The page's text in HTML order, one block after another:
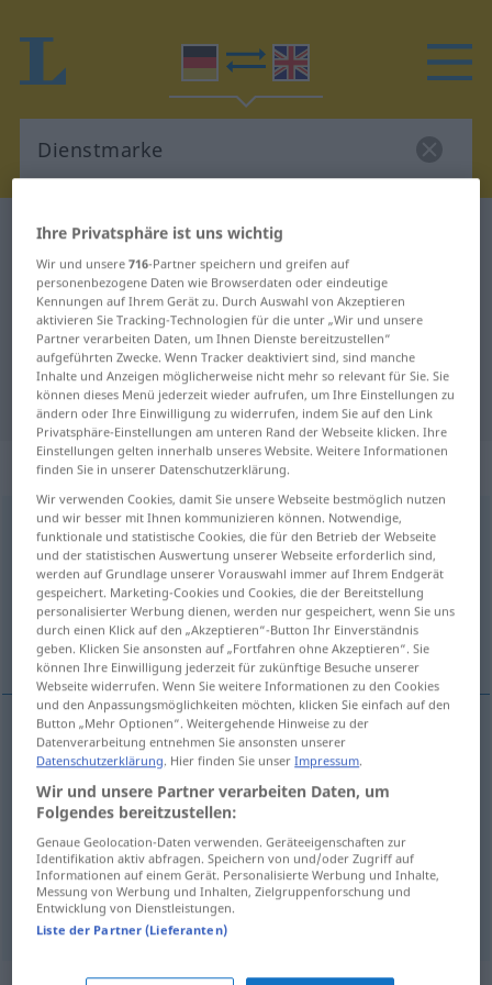
Deutsch-Englisch Wörterbuch
Deutsch-Englisch Übersetzung für
"Dienstmarke"
"Dienstmarke" Englisch
Übersetzung
„Dienstmarke“: Femininum
Dienstmarkef
Übersicht aller Übersetzungen
(Für mehr Details die Übersetzung anklicken/antippen)
official stamp badge
officialstamp(used by government departments)
Dienstmarke PHILAT
etwabadgeaccreditation provingsbis a police
officer
Dienstmarkeeines Polizisten
Ihre Privatsphäre ist uns wichtig
Wir und unsere716-Partner speichern und greifen auf
personenbezogene Daten wie Browserdaten oder eindeutige
Kennungen auf Ihrem Gerät zu. Durch Auswahl von Akzeptieren
aktivieren Sie Tracking-Technologien für die unter „Wir und unsere
Partner verarbeiten Daten, um Ihnen Dienste bereitzustellen“
aufgeführten Zwecke. Wenn Tracker deaktiviert sind, sind manche
Inhalte und Anzeigen möglicherweise nicht mehr so relevant für Sie. Sie
können dieses Menü jederzeit wieder aufrufen, um Ihre Einstellungen zu
ändern oder Ihre Einwilligung zu widerrufen, indem Sie auf den Link
Privatsphäre-Einstellungen am unteren Rand der Webseite klicken. Ihre
Einstellungen gelten innerhalb unseres Website. Weitere Informationen
finden Sie in unserer Datenschutzerklärung.
Wir verwenden Cookies, damit Sie unsere Webseite bestmöglich nutzen
und wir besser mit Ihnen kommunizieren können. Notwendige,
funktionale und statistische Cookies, die für den Betrieb der Webseite
und der statistischen Auswertung unserer Webseite erforderlich sind,
werden auf Grundlage unserer Vorauswahl immer auf Ihrem Endgerät
gespeichert. Marketing-Cookies und Cookies, die der Bereitstellung
personalisierter Werbung dienen, werden nur gespeichert, wenn Sie uns
durch einen Klick auf den „Akzeptieren“-Button Ihr Einverständnis
geben. Klicken Sie ansonsten auf „Fortfahren ohne Akzeptieren“. Sie
können Ihre Einwilligung jederzeit für zukünftige Besuche unserer
Webseite widerrufen. Wenn Sie weitere Informationen zu den Cookies
und den Anpassungsmöglichkeiten möchten, klicken Sie einfach auf den
Button „Mehr Optionen“. Weitergehende Hinweise zu der
Datenverarbeitung entnehmen Sie ansonsten unserer
Datenschutzerklärung. Hier finden Sie unserImpressum.
Wir und unsere Partner verarbeiten Daten, um
Folgendes bereitzustellen:
Genaue Geolocation-Daten verwenden. Geräteeigenschaften zur
Identifikation aktiv abfragen. Speichern von und/oder Zugriff auf
Informationen auf einem Gerät. Personalisierte Werbung und Inhalte,
Messung von Werbung und Inhalten, Zielgruppenforschung und
Entwicklung von Dienstleistungen.
Liste der Partner (Lieferanten)